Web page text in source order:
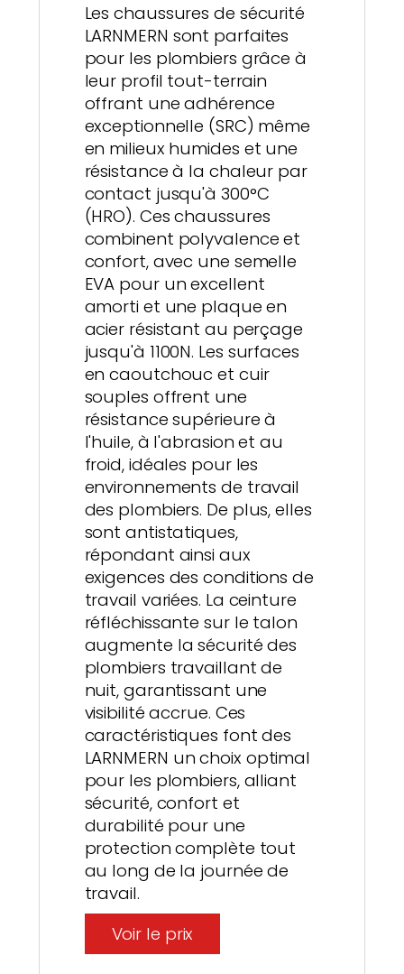
Les chaussures de sécurité
LARNMERN sont parfaites
pour les plombiers grâce à
leur profil tout-terrain
offrant une adhérence
exceptionnelle (SRC) même
en milieux humides et une
résistance à la chaleur par
contact jusqu'à 300°C
(HRO). Ces chaussures
combinent polyvalence et
confort, avec une semelle
EVA pour un excellent
amorti et une plaque en
acier résistant au perçage
jusqu'à 1100N. Les surfaces
en caoutchouc et cuir
souples offrent une
résistance supérieure à
l'huile, à l'abrasion et au
froid, idéales pour les
environnements de travail
des plombiers. De plus, elles
sont antistatiques,
répondant ainsi aux
exigences des conditions de
travail variées. La ceinture
réfléchissante sur le talon
augmente la sécurité des
plombiers travaillant de
nuit, garantissant une
visibilité accrue. Ces
caractéristiques font des
LARNMERN un choix optimal
pour les plombiers, alliant
sécurité, confort et
durabilité pour une
protection complète tout
au long de la journée de
travail.
Voir le prix